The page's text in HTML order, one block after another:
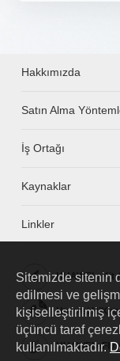
Hakkımızda
Satın Alma
İş Ortağı
Kaynaklar
Linkler
HUAWEI eKit
Huawei
HUAWEI eFly
Sitemizde sitenin
edilmesi ve
kişiselleştirilmiş
üçüncü taraf
kullanılmaktadır.